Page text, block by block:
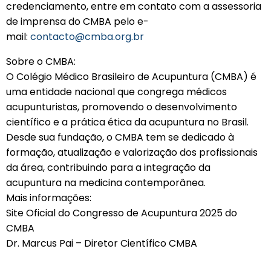
credenciamento, entre em contato com a assessoria
de imprensa do CMBA pelo e-
mail: contacto@cmba.org.br
Sobre o CMBA:
O Colégio Médico Brasileiro de Acupuntura (CMBA) é
uma entidade nacional que congrega médicos
acupunturistas, promovendo o desenvolvimento
científico e a prática ética da acupuntura no Brasil.
Desde sua fundação, o CMBA tem se dedicado à
formação, atualização e valorização dos profissionais
da área, contribuindo para a integração da
acupuntura na medicina contemporânea.
Mais informações:
Site Oficial do Congresso de Acupuntura 2025 do
CMBA
Dr. Marcus Pai – Diretor Científico CMBA